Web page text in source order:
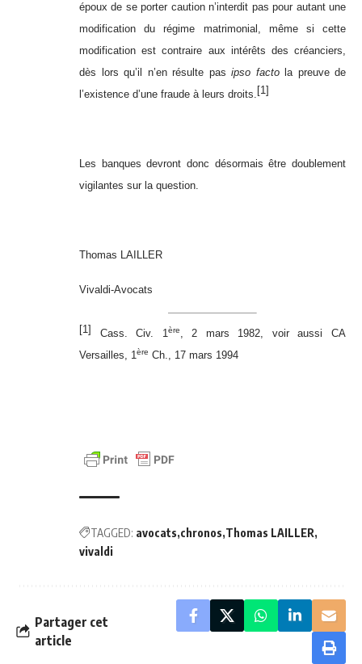
époux de se porter caution n’interdit pas pour autant une
modification du régime matrimonial, même si cette
modification est contraire aux intérêts des créanciers,
dès lors qu’il n’en résulte pas ipso factola preuve de
l’existence d’une fraude à leurs droits.[1]
Les banques devront donc désormais être doublement
vigilantes sur la question.
Thomas LAILLER
Vivaldi-Avocats
[1] Cass. Civ. 1ère
, 2 mars 1982, voir aussi CA
Versailles, 1ère Ch., 17 mars 1994
TAGGED: avocats chronos Thomas LAILLER
vivaldi
Partager cet
article